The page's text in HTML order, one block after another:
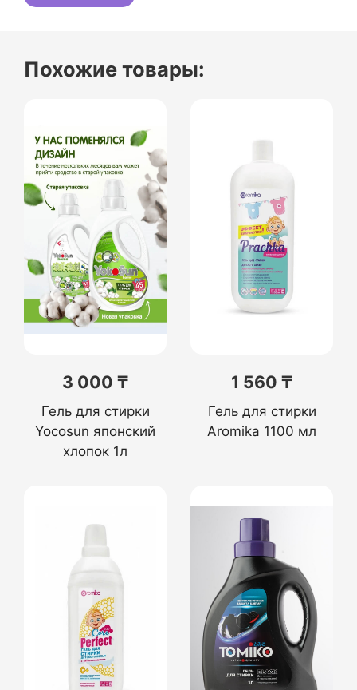
Похожие товары:
3 000 ₸
Гель для стирки
Yocosun японский
хлопок 1л
1 560 ₸
Гель для стирки
Aromika 1100 мл